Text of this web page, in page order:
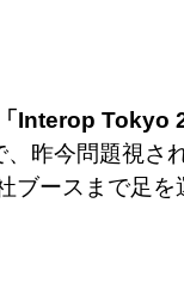
Interop Tokyo
昨今問題視さ
ースまで足を